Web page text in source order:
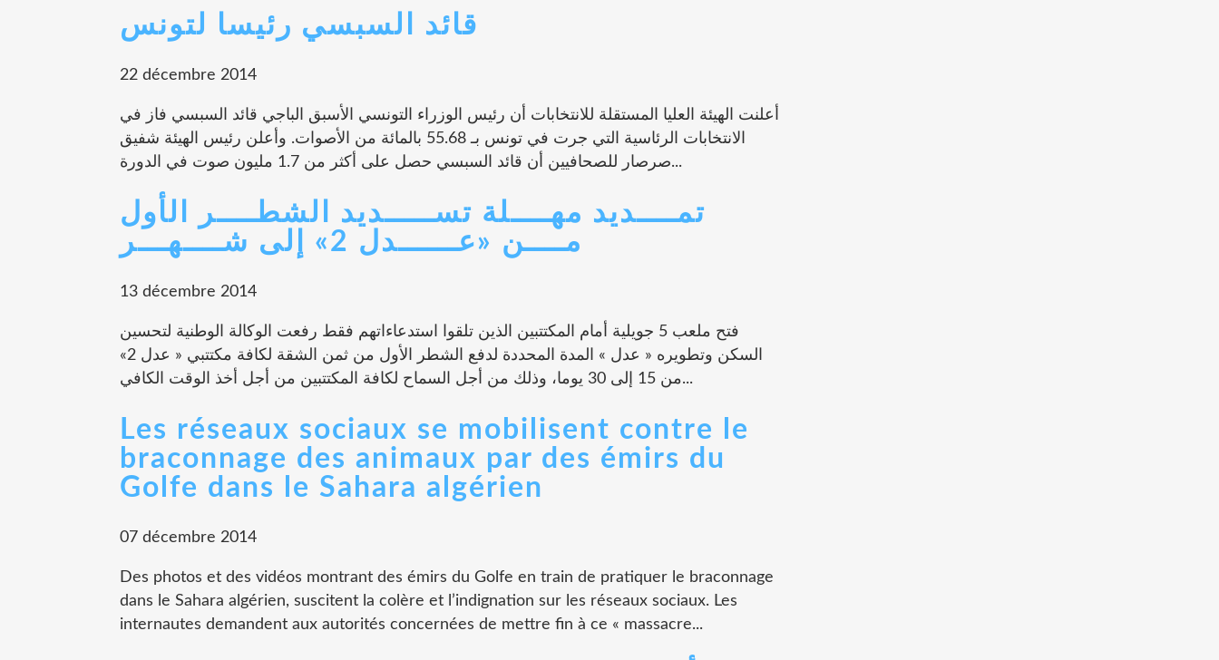
قائد السبسي رئيسا لتونس
22 décembre 2014
أعلنت الهيئة العليا المستقلة للانتخابات أن رئيس الوزراء التونسي الأسبق الباجي قائد السبسي فاز في
الانتخابات الرئاسية التي جرت في تونس بـ 55.68 بالمائة من الأصوات. وأعلن رئيس الهيئة شفيق
صرصار للصحافيين أن قائد السبسي حصل على أكثر من 1.7 مليون صوت في الدورة...
تمــــديد مهــــلة تســـــديد الشطــــر الأول
مــــن «عــــــدل 2» إلى شــــهـــر
13 décembre 2014
فتح ملعب 5 جويلية أمام المكتتبين الذين تلقوا استدعاءاتهم فقط رفعت الوكالة الوطنية لتحسين
السكن وتطويره « عدل » المدة المحددة لدفع الشطر الأول من ثمن الشقة لكافة مكتتبي « عدل 2»
من 15 إلى 30 يوما، وذلك من أجل السماح لكافة المكتتبين من أجل أخذ الوقت الكافي...
Les réseaux sociaux se mobilisent contre le
braconnage des animaux par des émirs du
Golfe dans le Sahara algérien
07 décembre 2014
Des photos et des vidéos montrant des émirs du Golfe en train de pratiquer le braconnage
dans le Sahara algérien, suscitent la colère et l’indignation sur les réseaux sociaux. Les
internautes demandent aux autorités concernées de mettre fin à ce « massacre...